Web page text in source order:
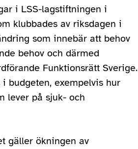
i LSS-lagstiftningen i
klubbades av riksdagen i
som innebär att behov
behov och därmed
Funktionsrätt Sverige.
budgeten, exempelvis hur
lever på sjuk- och
gäller ökningen av